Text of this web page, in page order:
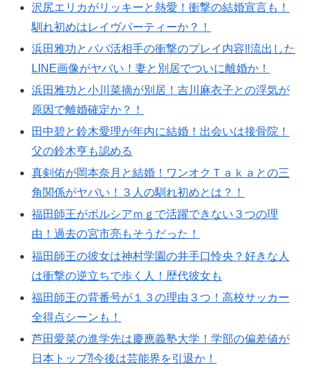
沢尻エリカがリッキーと熱愛！衝撃の結婚宣言も！
馴れ初めはレイヴパーティーか？！
浜田雅功とパパ活相手の衝撃のプレイ内容‼︎流出した
LINE画像がヤバい！妻と別居でついに離婚か！
浜田雅功と小川菜摘が別居！吉川麻衣子との浮気が
原因で離婚確定か？！
田中碧と鈴木愛理が年内に結婚！出会いは接骨院！
父の鈴木亨も認める
真剣佑が岡本奈月と結婚！ワンオクＴａｋａとの三
角関係がヤバい！３人の馴れ初めとは？！
福田師王がボルシアｍｇで活躍できない３つの理
由！過去の宮市亮もそうだった！
福田師王の彼女は神村学園の井手口怜央？好きな人
は衝撃の逆立ちで歩く人！歴代彼女も
福田師王の背番号が１３の理由３つ！高校サッカー
全得点シーンも！
芦田愛菜の進学先は慶應義塾大学！学部の偏差値が
日本トップ⁈今後は芸能界を引退か！